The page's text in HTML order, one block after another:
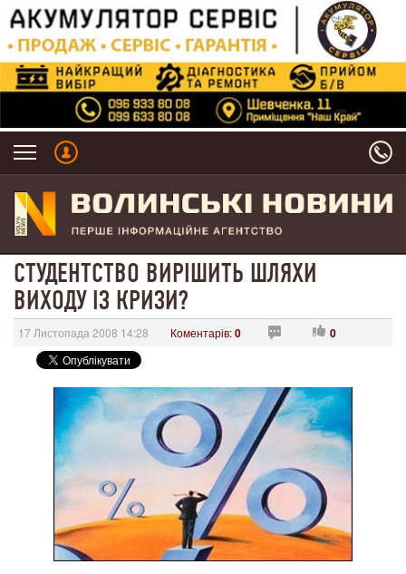
СТУДЕНТСТВО ВИРІШИТЬ ШЛЯХИ
ВИХОДУ ІЗ КРИЗИ?
17 Листопада 2008 14:28 Коментарів:0 0